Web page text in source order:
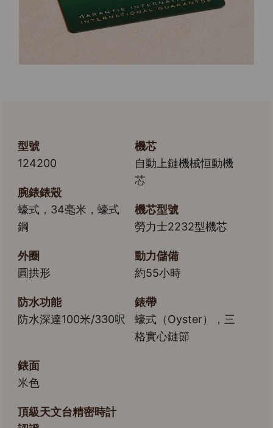
型號
124200
腕錶錶殼
蠔式，34毫米，蠔式
鋼
外圈
圓拱形
防水功能
防水深達100米/330呎
機芯
自動上鏈機械恒動機
芯
機芯型號
勞力士2232型機芯
動力儲備
約55小時
錶帶
蠔式（Oyster），三
格實心鏈節
錶面
米色
頂級天文台精密時計